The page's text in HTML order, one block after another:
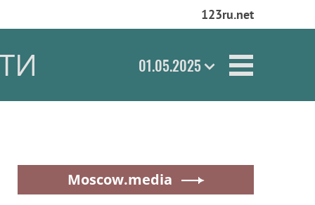
123ru.net
01.05.2025
Moscow.media